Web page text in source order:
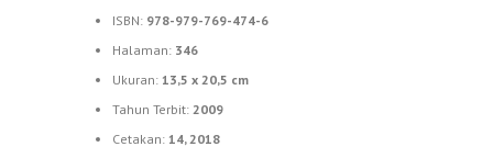
ISBN: 978-979-769-474-6
Halaman: 346
Ukuran: 13,5 x 20,5 cm
Tahun Terbit: 2009
Cetakan: 14, 2018